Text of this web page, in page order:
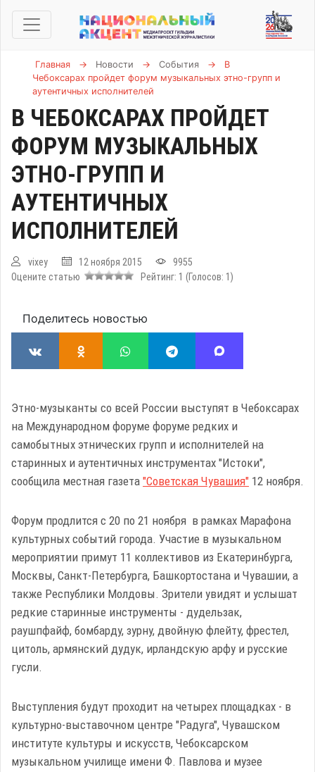
Главная → Новости → События →
В
Чебоксарах пройдет форум музыкальных этно-групп и
аутентичных исполнителей
В ЧЕБОКСАРАХ ПРОЙДЕТ
ФОРУМ МУЗЫКАЛЬНЫХ
ЭТНО-ГРУПП И
АУТЕНТИЧНЫХ
ИСПОЛНИТЕЛЕЙ
vixey 12 ноября 2015
9955
Оцените статью
Рейтинг: 1 (Голосов: 1 )
Поделитесь новостью
Этно-музыканты со всей России выступят в Чебоксарах
на Международном форуме форуме редких и
самобытных этнических групп и исполнителей на
старинных и аутентичных инструментах "Истоки",
сообщила местная газета "Советская Чувашия" 12 ноября.
Форум продлится с 20 по 21 ноября в рамках Марафона
культурных событий города. Участие в музыкальном
мероприятии примут 11 коллективов из Екатеринбурга,
Москвы, Санкт-Петербурга, Башкортостана и Чувашии, а
также Республики Молдовы. Зрители увидят и услышат
редкие старинные инструменты - дудельзак,
раушпфайф, бомбарду, зурну, двойную флейту, фрестел,
цитоль, армянский дудук, ирландскую арфу и русские
гусли.
Выступления будут проходит на четырех площадках - в
культурно-выставочном центре "Радуга", Чувашском
институте культуры и искусств, Чебоксарском
музыкальном училище имени Ф. Павлова и музее